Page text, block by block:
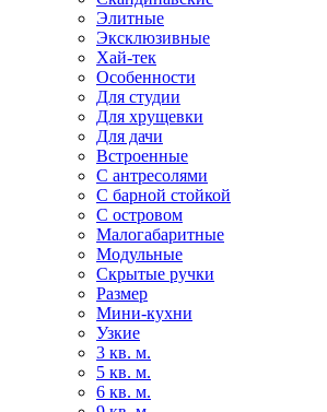
Элитные
Эксклюзивные
Хай-тек
Особенности
Для студии
Для хрущевки
Для дачи
Встроенные
С антресолями
С барной стойкой
С островом
Малогабаритные
Модульные
Скрытые ручки
Размер
Мини-кухни
Узкие
3 кв. м.
5 кв. м.
6 кв. м.